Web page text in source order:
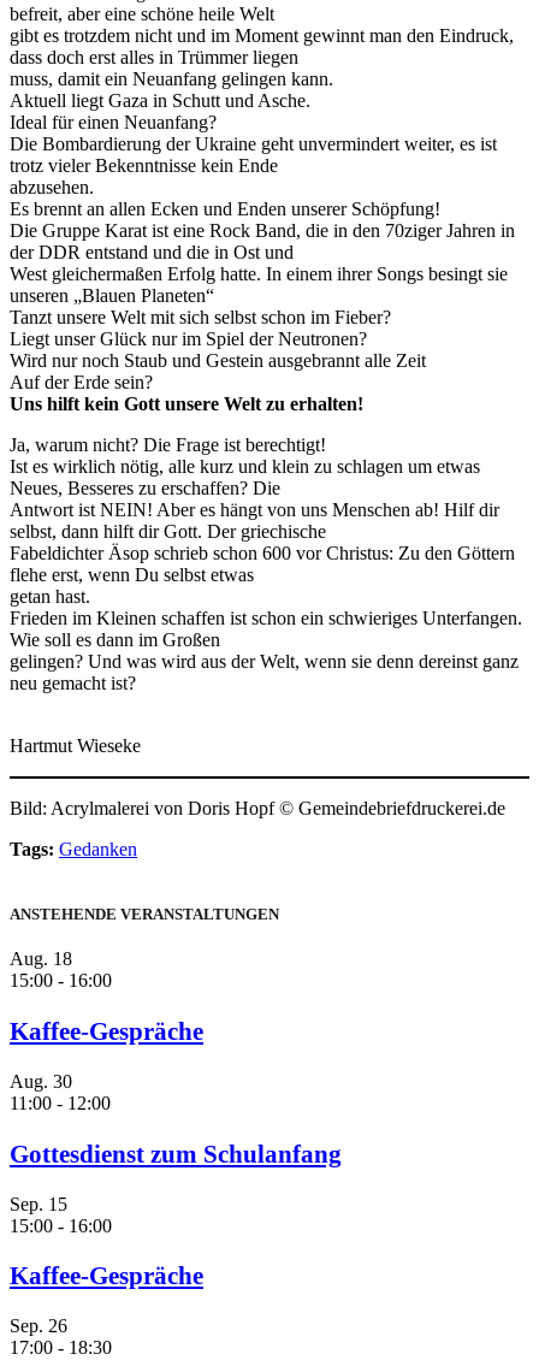
befreit, aber eine schöne heile Welt
gibt es trotzdem nicht und im Moment gewinnt man den Eindruck,
dass doch erst alles in Trümmer liegen
muss, damit ein Neuanfang gelingen kann.
Aktuell liegt Gaza in Schutt und Asche.
Ideal für einen Neuanfang?
Die Bombardierung der Ukraine geht unvermindert weiter, es ist
trotz vieler Bekenntnisse kein Ende
abzusehen.
Es brennt an allen Ecken und Enden unserer Schöpfung!
Die Gruppe Karat ist eine Rock Band, die in den 70ziger Jahren in
der DDR entstand und die in Ost und
West gleichermaßen Erfolg hatte. In einem ihrer Songs besingt sie
unseren „Blauen Planeten“
Tanzt unsere Welt mit sich selbst schon im Fieber?
Liegt unser Glück nur im Spiel der Neutronen?
Wird nur noch Staub und Gestein ausgebrannt alle Zeit
Auf der Erde sein?
Uns hilft kein Gott unsere Welt zu erhalten!
Ja, warum nicht? Die Frage ist berechtigt!
Ist es wirklich nötig, alle kurz und klein zu schlagen um etwas
Neues, Besseres zu erschaffen? Die
Antwort ist NEIN! Aber es hängt von uns Menschen ab! Hilf dir
selbst, dann hilft dir Gott. Der griechische
Fabeldichter Äsop schrieb schon 600 vor Christus: Zu den Göttern
flehe erst, wenn Du selbst etwas
getan hast.
Frieden im Kleinen schaffen ist schon ein schwieriges Unterfangen.
Wie soll es dann im Großen
gelingen? Und was wird aus der Welt, wenn sie denn dereinst ganz
neu gemacht ist?
Hartmut Wieseke
Bild: Acrylmalerei von Doris Hopf © Gemeindebriefdruckerei.de
Tags: Gedanken
ANSTEHENDE VERANSTALTUNGEN
Aug. 18
15:00 - 16:00
Kaffee-Gespräche
Aug. 30
11:00 - 12:00
Gottesdienst zum Schulanfang
Sep. 15
15:00 - 16:00
Kaffee-Gespräche
Sep. 26
17:00 - 18:30